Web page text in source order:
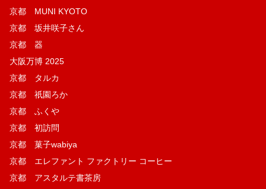
京都 MUNI KYOTO
京都 坂井咲子さん
京都 器
大阪万博 2025
京都 タルカ
京都 祇園ろか
京都 ふくや
京都 初訪問
京都 菓子wabiya
京都 エレファント ファクトリー コーヒー
京都 アスタルテ書茶房